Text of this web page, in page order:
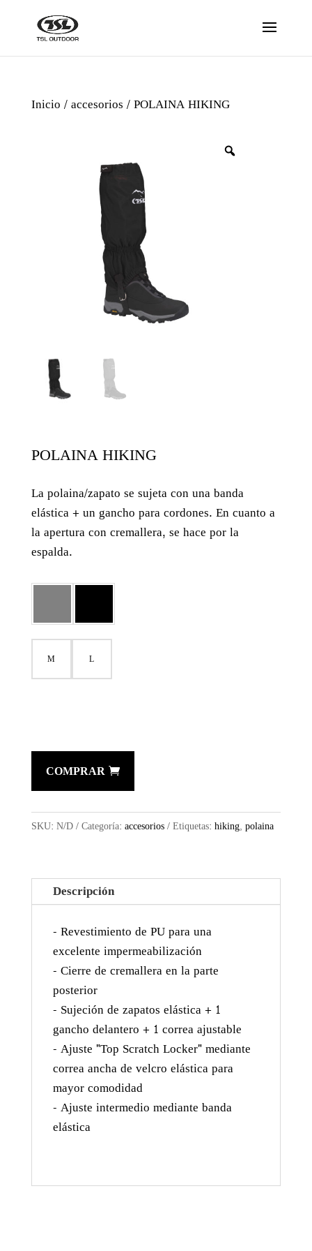
Inicio/accesorios/ POLAINA HIKING
POLAINA HIKING
La polaina/zapato se sujeta con una banda
elástica + un gancho para cordones. En cuanto a
la apertura con cremallera, se hace por la
espalda.
M L
COMPRAR
SKU: N/D Categoría: accesorios Etiquetas: hiking, polaina
Descripción
- Revestimiento de PU para una
excelente impermeabilización
- Cierre de cremallera en la parte
posterior
- Sujeción de zapatos elástica + 1
gancho delantero + 1 correa ajustable
- Ajuste "Top Scratch Locker" mediante
correa ancha de velcro elástica para
mayor comodidad
- Ajuste intermedio mediante banda
elástica